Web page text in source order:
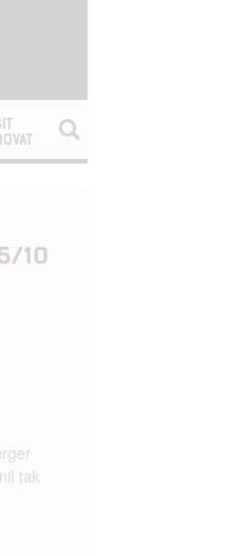
10
tak